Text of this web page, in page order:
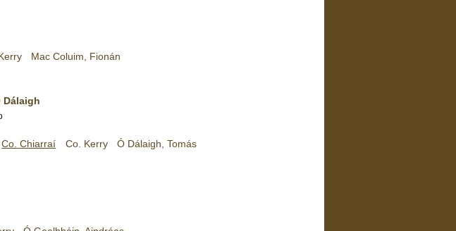
Mac Coluim, Fionán
Dálaigh
Co. Chiarraí Co. Kerry Ó Dálaigh, Tomás